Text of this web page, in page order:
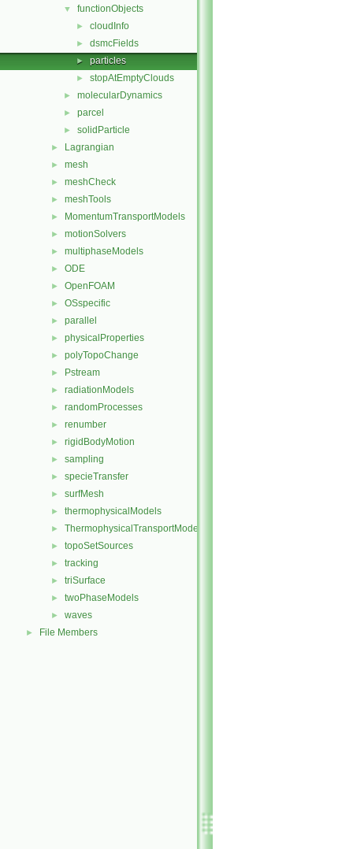
▼ functionObjects
► cloudInfo
► dsmcFields
► particles
► stopAtEmptyClouds
► molecularDynamics
► parcel
► solidParticle
► Lagrangian
► mesh
► meshCheck
► meshTools
► MomentumTransportModels
► motionSolvers
► multiphaseModels
► ODE
► OpenFOAM
► OSspecific
► parallel
► physicalProperties
► polyTopoChange
► Pstream
► radiationModels
► randomProcesses
► renumber
► rigidBodyMotion
► sampling
► specieTransfer
► surfMesh
► thermophysicalModels
► ThermophysicalTransportModels
► topoSetSources
► tracking
► triSurface
► twoPhaseModels
► waves
► File Members